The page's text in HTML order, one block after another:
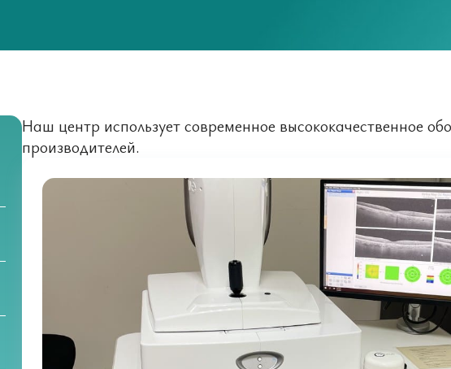
Наш центр использует современное высококачественное
производителей.